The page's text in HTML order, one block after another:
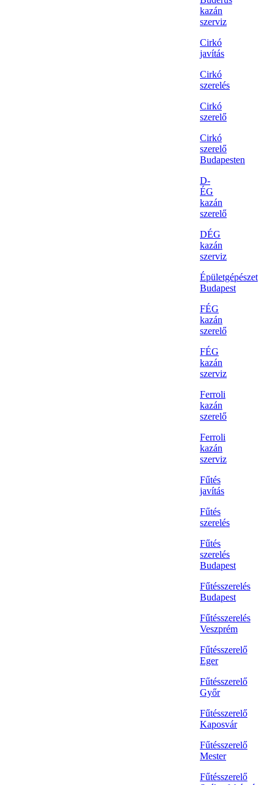
kazán
szerviz
Cirkó
javítás
Cirkó
szerelés
Cirkó
szerelő
Cirkó
szerelő
Budapesten
D-
ÉG
kazán
szerelő
DÉG
kazán
szerviz
Épületgépészet
Budapest
FÉG
kazán
szerelő
FÉG
kazán
szerviz
Ferroli
kazán
szerelő
Ferroli
kazán
szerviz
Fűtés
javítás
Fűtés
szerelés
Fűtés
szerelés
Budapest
Fűtésszerelés
Budapest
Fűtésszerelés
Veszprém
Fűtésszerelő
Eger
Fűtésszerelő
Győr
Fűtésszerelő
Kaposvár
Fűtésszerelő
Mester
Fűtésszerelő